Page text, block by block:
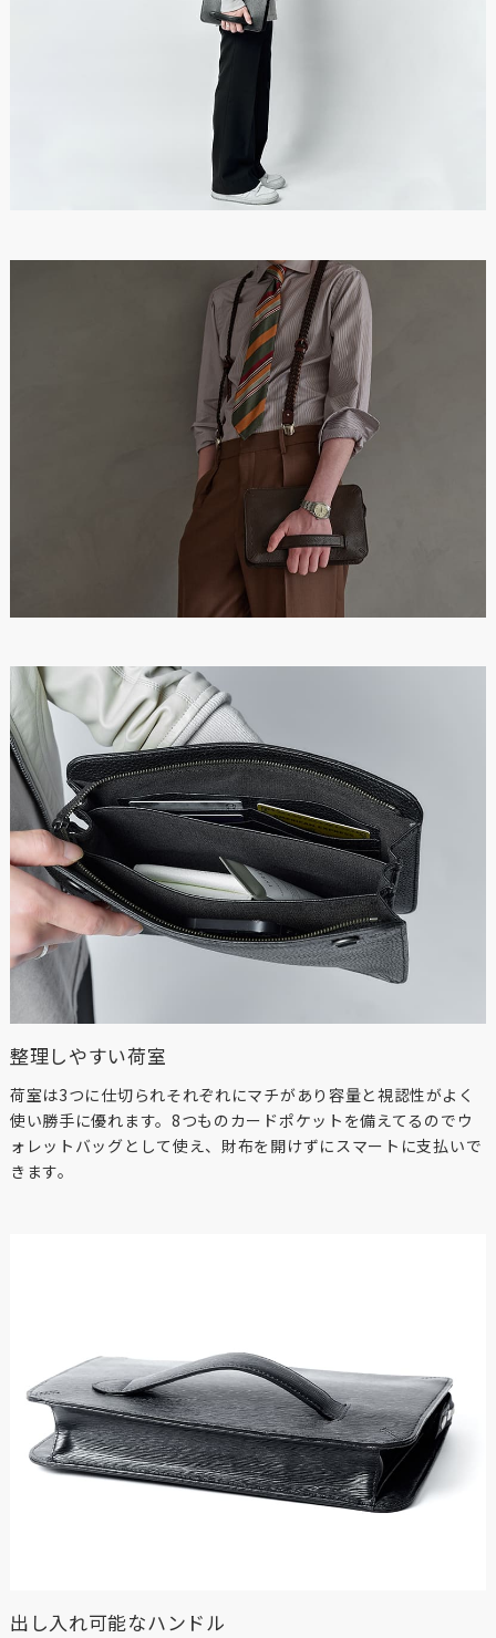
※製品画像の色に関しましてはお使いのパソコンや携帯端末の
モニター環境により、実際の製品と異なって見える場合がござ
います。あらかじめご了承ください。
※本製品は天然皮革素材を使用しているため、色味、風合いに
個体差がございます。素材の特性としてご理解ください。
整理しやすい荷室
荷室は3つに仕切られそれぞれにマチがあり容量と視認性がよく
使い勝手に優れます。8つものカードポケットを備えてるのでウ
ォレットバッグとして使え、財布を開けずにスマートに支払いで
きます。
出し入れ可能なハンドル